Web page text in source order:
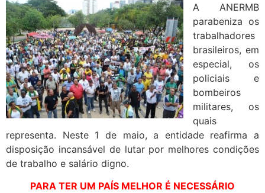
A ANERMB
parabeniza os
trabalhadores
brasileiros, em
especial, os
policiais e
bombeiros
militares, os
quais
representa. Neste 1 de maio, a entidade reafirma a
disposição incansável de lutar por melhores condições
de trabalho e salário digno.
PARA TER UM PAÍS MELHOR É NECESSÁRIO